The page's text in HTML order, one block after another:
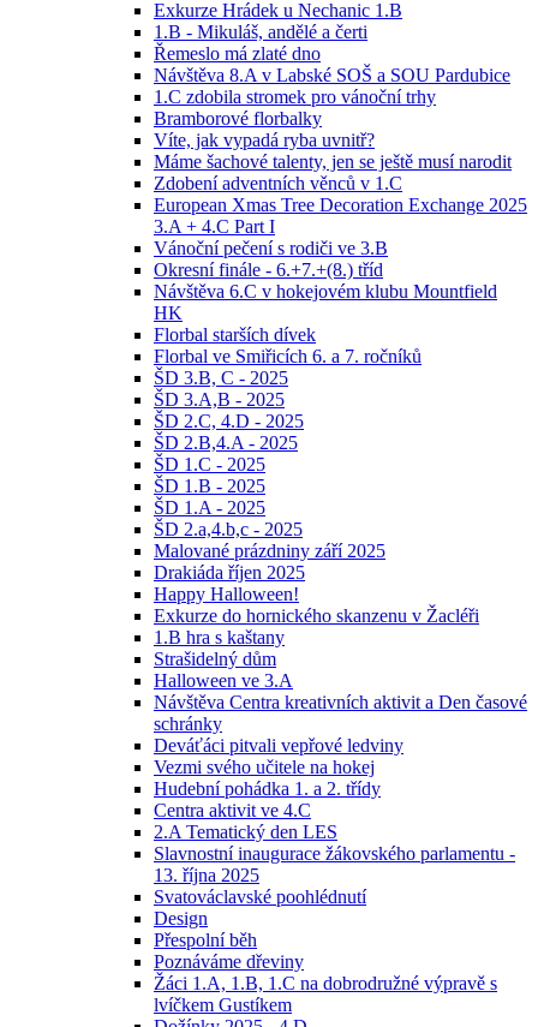
Exkurze Hrádek u Nechanic 1.B
1.B - Mikuláš, andělé a čerti
Řemeslo má zlaté dno
Návštěva 8.A v Labské SOŠ a SOU Pardubice
1.C zdobila stromek pro vánoční trhy
Bramborové florbalky
Víte, jak vypadá ryba uvnitř?
Máme šachové talenty, jen se ještě musí narodit
Zdobení adventních věnců v 1.C
European Xmas Tree Decoration Exchange 2025
3.A + 4.C Part I
Vánoční pečení s rodiči ve 3.B
Okresní finále - 6.+7.+(8.) tříd
Návštěva 6.C v hokejovém klubu Mountfield
HK
Florbal starších dívek
Florbal ve Smiřicích 6. a 7. ročníků
ŠD 3.B, C - 2025
ŠD 3.A,B - 2025
ŠD 2.C, 4.D - 2025
ŠD 2.B,4.A - 2025
ŠD 1.C - 2025
ŠD 1.B - 2025
ŠD 1.A - 2025
ŠD 2.a,4.b,c - 2025
Malované prázdniny září 2025
Drakiáda říjen 2025
Happy Halloween!
Exkurze do hornického skanzenu v Žacléři
1.B hra s kaštany
Strašidelný dům
Halloween ve 3.A
Návštěva Centra kreativních aktivit a Den časové
schránky
Deváťáci pitvali vepřové ledviny
Vezmi svého učitele na hokej
Hudební pohádka 1. a 2. třídy
Centra aktivit ve 4.C
2.A Tematický den LES
Slavnostní inaugurace žákovského parlamentu -
13. října 2025
Svatováclavské poohlédnutí
Design
Přespolní běh
Poznáváme dřeviny
Žáci 1.A, 1.B, 1.C na dobrodružné výpravě s
lvíčkem Gustíkem